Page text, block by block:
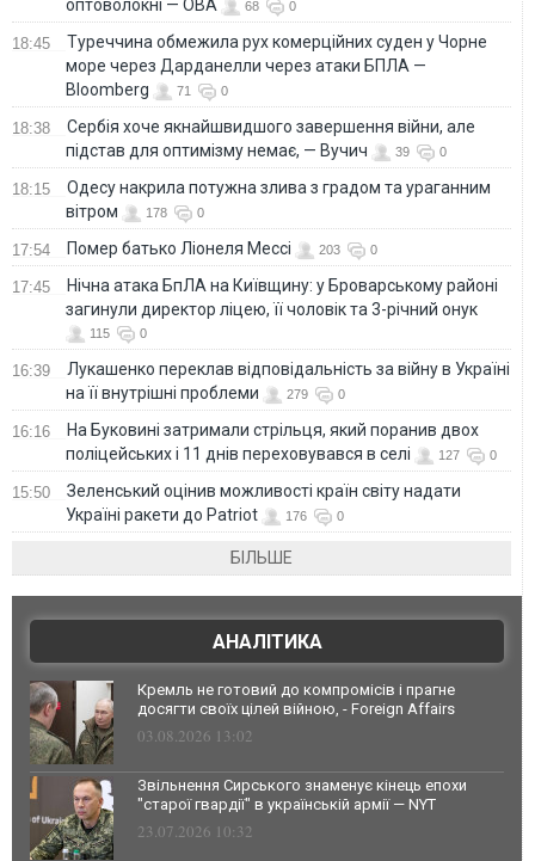
оптоволокні — ОВА 68 0
18:45
Туреччина обмежила рух комерційних суден у Чорне
море через Дарданелли через атаки БПЛА —
Bloomberg
71 0
18:38
Сербія хоче якнайшвидшого завершення війни, але
підстав для оптимізму немає, — Вучич
39 0
18:15
Одесу накрила потужна злива з градом та ураганним
вітром
178 0
17:54 Помер батько Ліонеля Мессі 203 0
17:45
Нічна атака БпЛА на Київщину: у Броварському районі
загинули директор ліцею, її чоловік та 3-річний онук
115 0
16:39
Лукашенко переклав відповідальність за війну в Україні
на її внутрішні проблеми
279 0
16:16
На Буковині затримали стрільця, який поранив двох
поліцейських і 11 днів переховувався в селі
127 0
15:50
Зеленський оцінив можливості країн світу надати
Україні ракети до Patriot
176 0
БІЛЬШЕ
АНАЛІТИКА
Кремль не готовий до компромісів і прагне
досягти своїх цілей війною, - Foreign Affairs
03.08.2026 13:02
Звільнення Сирського знаменує кінець епохи
"старої гвардії" в українській армії — NYT
23.07.2026 10:32